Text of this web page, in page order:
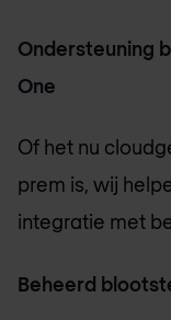
Ondersteuning
One
Of het nu
prem is, wij
integratie met
Beheerd